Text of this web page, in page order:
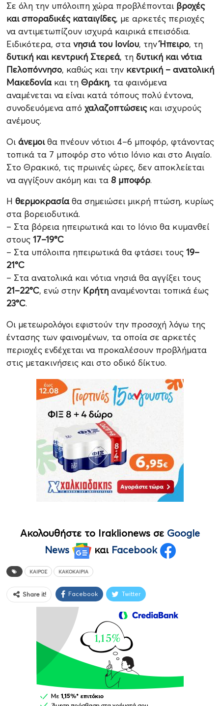
Σε όλη την υπόλοιπη χώρα προβλέπονται βροχές
και σποραδικές καταιγίδες, με αρκετές περιοχές
να αντιμετωπίζουν ισχυρά καιρικά επεισόδια.
Ειδικότερα, στα νησιά του Ιονίου, τηνΉπειρο, τη
δυτική και κεντρική Στερεά, τη δυτική και νότια
Πελοπόννησο, καθώς και την κεντρική – ανατολική
Μακεδονίακαι τη Θράκη, τα φαινόμενα
αναμένεται να είναι κατά τόπους πολύ έντονα,
συνοδευόμενα από χαλαζοπτώσειςκαι ισχυρούς
ανέμους.
Οι άνεμοιθα πνέουν νότιοι 4–6 μποφόρ, φτάνοντας
τοπικά τα 7 μποφόρ στο νότιο Ιόνιο και στο Αιγαίο.
Στο Θρακικό, τις πρωινές ώρες, δεν αποκλείεται
να αγγίξουν ακόμη και τα 8 μποφόρ.
Η θερμοκρασίαθα σημειώσει μικρή πτώση, κυρίως
στα βορειοδυτικά.
– Στα βόρεια ηπειρωτικά και το Ιόνιο θα κυμανθεί
στους 17–19°C
– Στα υπόλοιπα ηπειρωτικά θα φτάσει τους 19–
21°C
– Στα ανατολικά και νότια νησιά θα αγγίξει τους
21–22°C, ενώ στην Κρήτηαναμένονται τοπικά έως
23°C.
Οι μετεωρολόγοι εφιστούν την προσοχή λόγω της
έντασης των φαινομένων, τα οποία σε αρκετές
περιοχές ενδέχεται να προκαλέσουν προβλήματα
στις μετακινήσεις και στο οδικό δίκτυο.
Ακολουθήστε το Iraklionews σε Google
News
και Facebook
ΚΑΙΡΌΣ ΚΑΚΟΚΑΙΡΊΑ
Share it! Facebook Twitter